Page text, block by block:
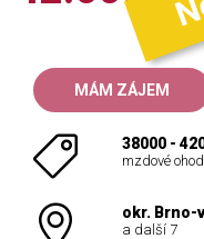
MÁM ZÁJEM
38000 -
mzdové
okr. Brno-
a další 7